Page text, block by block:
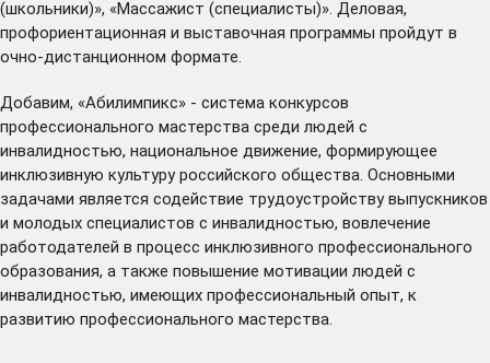
(школьники)», «Массажист (специалисты)». Деловая,
профориентационная и выставочная программы пройдут в
очно-дистанционном формате.
Добавим, «Абилимпикс» - система конкурсов
профессионального мастерства среди людей с
инвалидностью, национальное движение, формирующее
инклюзивную культуру российского общества. Основными
задачами является содействие трудоустройству выпускников
и молодых специалистов с инвалидностью, вовлечение
работодателей в процесс инклюзивного профессионального
образования, а также повышение мотивации людей с
инвалидностью, имеющих профессиональный опыт, к
развитию профессионального мастерства.